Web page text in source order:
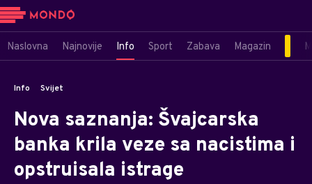
Naslovna Najnovije Info Sport Zabava Magazin
Info Svijet
Nova saznanja: Švajcarska
banka krila veze sa nacistima i
opstruisala istrage